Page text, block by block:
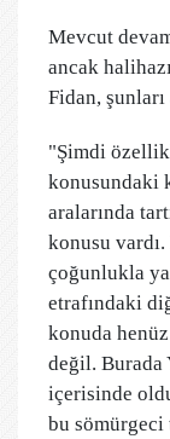
Mevcut
ancak
Fidan, şunları
"Şimdi
konusundaki
aralarında
konusu
çoğunlukla
etrafındaki
konuda
değil. Burada
içerisinde
bu sömürgeci